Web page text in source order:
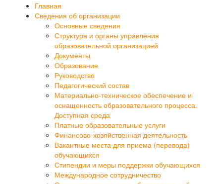
Главная
Сведения об организации
Основные сведения
Структура и органы управления
образовательной организацией
Документы
Образование
Руководство
Педагогический состав
Материально-техническое обеспечение и
оснащенность образовательного процесса.
Доступная среда
Платные образовательные услуги
Финансово-хозяйственная деятельность
Вакантные места для приема (перевода)
обучающихся
Стипендии и меры поддержки обучающихся
Международное сотрудничество